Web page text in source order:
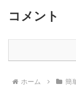
コメント
ホーム 簡